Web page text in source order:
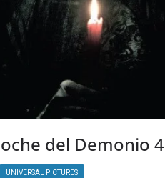
del Demonio 4
UNIVERSAL PICTURES